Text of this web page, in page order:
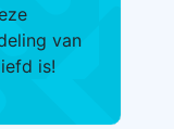
van
is!